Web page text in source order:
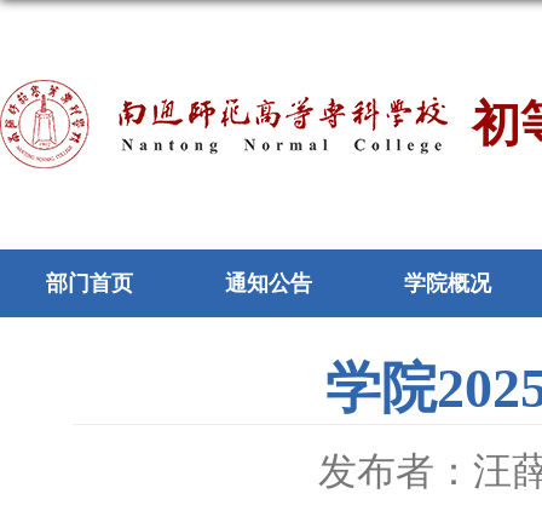
初
部门首页 通知公告 学院概况
学院
发布者：汪